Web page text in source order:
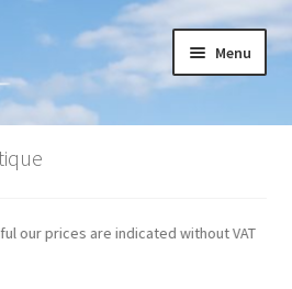
Menu
venteour prices are indicated without VAT